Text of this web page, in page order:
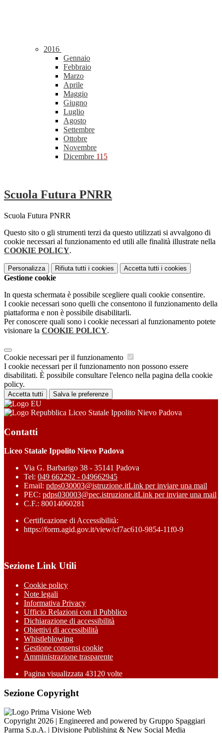
2016
Gennaio
Febbraio
Marzo
Aprile
Maggio
Giugno
Luglio
Agosto
Settembre
Ottobre
Novembre
Dicembre 115
Scuola Futura PNRR
Scuola Futura PNRR
Questo sito o gli strumenti terzi da questo utilizzati si avvalgono di
cookie necessari al funzionamento ed utili alle finalità illustrate nella
COOKIE POLICY.
Personalizza Rifiuta tutti i cookies Accetta tutti i cookies
Gestione cookie
In questa schermata è possibile scegliere quali cookie consentire.
I cookie necessari sono quelli che consentono il funzionamento della
piattaforma e non è possibile disabilitarli.
Per conoscere quali sono i cookie necessari al funzionamento potete
visionare la COOKIE POLICY.
Cookie necessari per il funzionamento
I cookie necessari per il funzionamento non possono essere
disabilitati. È possibile consultare l'elenco nella pagina della cookie
policy.
Accetta tutti Salva le preferenze
Liceo Statale Ippolito Nievo Padova
Contatti
Liceo Statale Ippolito Nievo Padova
Via G. Barbarigo 38 - 35141 Padova
Tel: 049 662292 - 049662945
Email: pdps030003@istruzione.itLink per inviare una mail
PEC: pdps030003@pec.istruzione.itLink per inviare una mail
C.F.: 80014060281
Certificazione di Accessibilità:
https://form.agid.gov.it/view/cf7ac610-9854-11f0-9
Sezione Link Utili
Cookie policy
Note legali
Informativa Privacy
Ufficio Relazioni con il Pubblico
Dichiarazione di accessibilità
Obiettivi di accessibilità
Whistleblowing
Gestione consensi cookie
Amministrazione trasparente
Pagina visualizzata 43120 volte
Sezione Copyright
Copyright 2026 | Engineered and powered by Gruppo Spaggiari
Parma S.p.A. | Divisione Publishing & New Social Media